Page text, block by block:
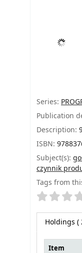
Series:
Publication
Description:
ISBN:
Subject(s):
czynnik
Tags from
Star ratings
Holdings (
Item